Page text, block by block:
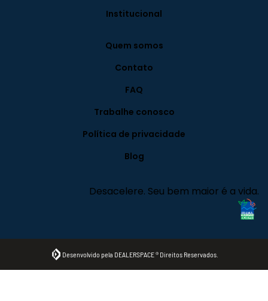
Institucional
Quem somos
Contato
FAQ
Trabalhe conosco
Política de privacidade
Blog
Desacelere. Seu bem maior é a vida.
Desenvolvido pela DEALERSPACE ® Direitos Reservados.